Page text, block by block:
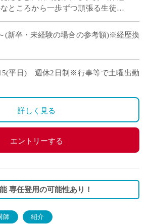
ところから一歩ずつ頑張る生徒さ
んまで、多様な生徒さんが通 […]
(新卒・未経験の場合の参考額)※経歴換
当、調整手当、住宅手当、扶養手当、特
円/月(諸手当含む)
平日) 週休2日制※行事等で土曜出勤
詳しく見る
エントリーする
専任登用の可能性あり！
師 紹介